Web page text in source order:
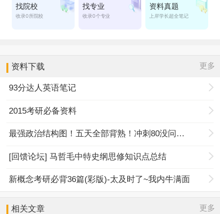
资料下载 更多
93分达人英语笔记
2015考研必备资料
最强政治结构图！五天全部背熟！冲刺80没问题！
[回馈论坛] 马哲毛中特史纲思修知识点总结
新概念考研必背36篇(彩版)-太及时了~我内牛满面
相关文章 更多